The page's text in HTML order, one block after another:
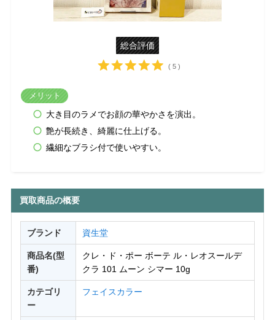
総合評価
( 5 )
メリット
大き目のラメでお顔の華やかさを演出。
艶が長続き、綺麗に仕上げる。
繊細なブラシ付で使いやすい。
買取商品の概要
ブランド 資生堂
商品名(型
番)
クレ・ド・ポー ボーテ ル・レオスールデ
クラ 101 ムーン シマー 10g
カテゴリ
ー
フェイスカラー